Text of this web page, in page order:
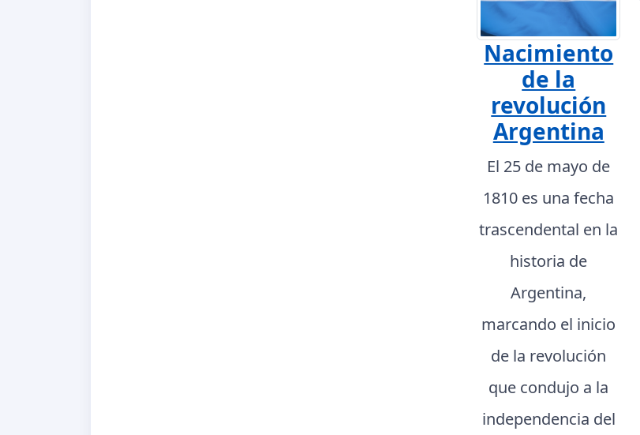
Nacimiento
de la
revolución
Argentina
El 25 de mayo de
1810 es una fecha
trascendental en la
historia de
Argentina,
marcando el inicio
de la revolución
que condujo a la
independencia del